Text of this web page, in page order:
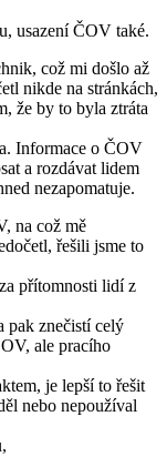
usazení ČOV také.
což mi došlo až
nikde na stránkách,
že by to byla ztráta
Informace o ČOV
a rozdávat lidem
nezapomatuje.
na což mě
řešili jsme to
přítomnosti lidí z
pak znečistí celý
ale pracího
je lepší to řešit
nebo nepoužíval